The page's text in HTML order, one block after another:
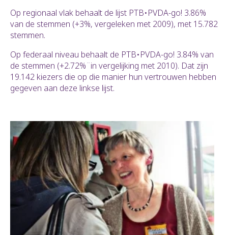
Op regionaal vlak behaalt de lijst PTB•PVDA-go! 3.86%
van de stemmen (+3%, vergeleken met 2009), met 15.782
stemmen.
Op federaal niveau behaalt de PTB•PVDA-go! 3.84% van
de stemmen (+2.72%¨in vergelijking met 2010). Dat zijn
19.142 kiezers die op die manier hun vertrouwen hebben
gegeven aan deze linkse lijst.